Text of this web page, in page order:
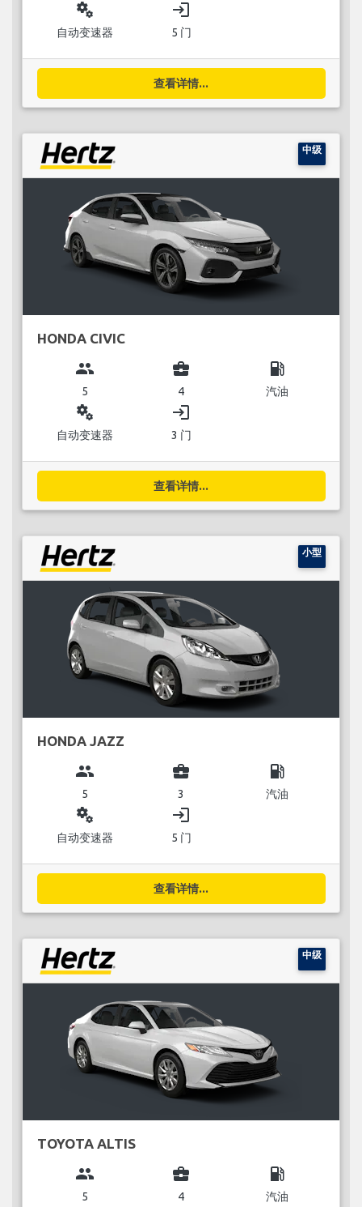
miscellaneous_services
自动变速器
login
5 门
查看详情...
中级
HONDA CIVIC
group
5
business_center
4
local_gas_station
汽油
miscellaneous_services
自动变速器
login
3 门
查看详情...
小型
HONDA JAZZ
group
5
business_center
3
local_gas_station
汽油
miscellaneous_services
自动变速器
login
5 门
查看详情...
中级
TOYOTA ALTIS
group
5
business_center
4
local_gas_station
汽油